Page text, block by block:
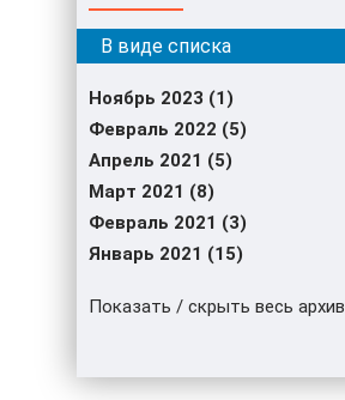
Ноябрь 2023 (1)
Февраль 2022 (5)
Апрель 2021 (5)
Март 2021 (8)
Февраль 2021 (3)
Январь 2021 (15)
Показать / скрыть весь архив